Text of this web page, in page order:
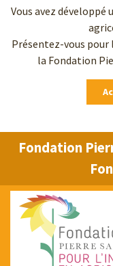
Vous avez
Présentez-vous pour
la Fondation
Fondation